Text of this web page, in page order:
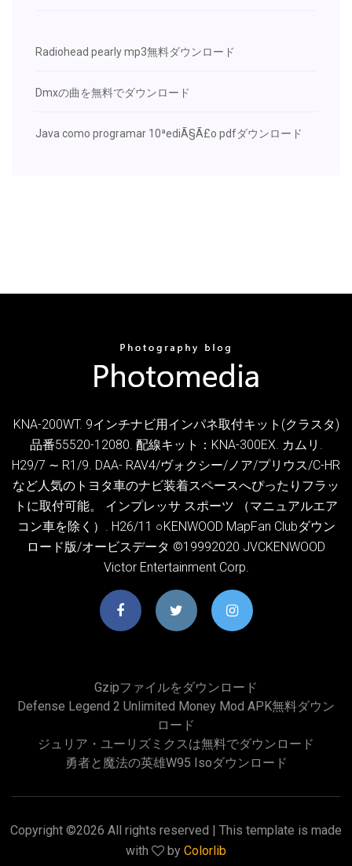
Radiohead pearly mp3無料ダウンロード
Dmxの曲を無料でダウンロード
Java como programar 10ªediÃ§Ã£o pdfダウンロード
KNA-200WT. 9インチナビ用インパネ取付キット(クラスタ)
品番55520-12080. 配線キット：KNA-300EX. カムリ.
H29/7 ∼ R1/9. DAA- RAV4/ヴォクシー/ノア/プリウス/C-HR
など人気のトヨタ車のナビ装着スペースへぴったりフラッ
トに取付可能。 インプレッサ スポーツ （マニュアルエア
コン車を除く）. H26/11 ○KENWOOD MapFan Clubダウン
ロード版/オービスデータ ©19992020 JVCKENWOOD
Victor Entertainment Corp.
Gzipファイルをダウンロード
Defense Legend 2 Unlimited Money Mod APK無料ダウン
ロード
ジュリア・ユーリズミクスは無料でダウンロード
勇者と魔法の英雄w95 Isoダウンロード
Copyright ©2026 All rights reserved | This template is made
with
by Colorlib